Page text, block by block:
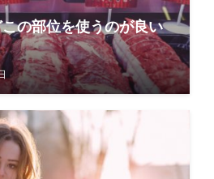
の部位を使うのが良い